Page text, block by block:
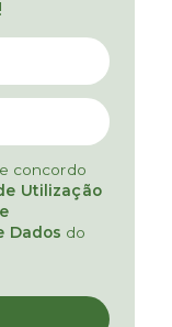
concordo
Utilização
Dados do